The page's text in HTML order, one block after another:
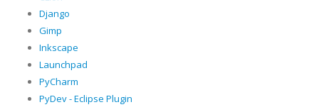
Django
Gimp
Inkscape
Launchpad
PyCharm
PyDev - Eclipse Plugin